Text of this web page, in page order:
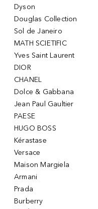
Dyson
Douglas Collection
Sol de Janeiro
MATH SCIETIFIC
Yves Saint Laurent
DIOR
CHANEL
Dolce & Gabbana
Jean Paul Gaultier
PAESE
HUGO BOSS
Kérastase
Versace
Maison Margiela
Armani
Prada
Burberry